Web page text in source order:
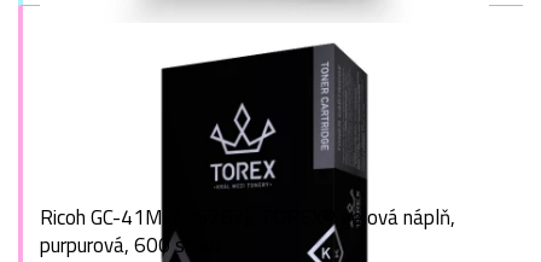
Ricoh GC-41M (405767), TOREX® gelová náplň,
purpurová, 600 stran